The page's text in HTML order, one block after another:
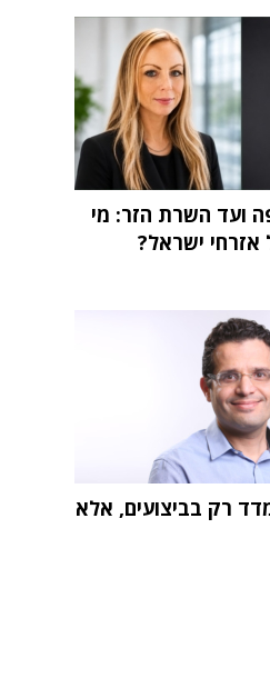
ועד השרת הזר: מי
אזרחי ישראל?
רק בביצועים, אלא